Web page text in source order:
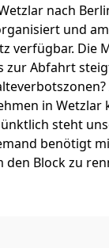
nach
und am
verfügbar. Die
zur Abfahrt
in Wetzlar
steht
benötigt
den Block zu